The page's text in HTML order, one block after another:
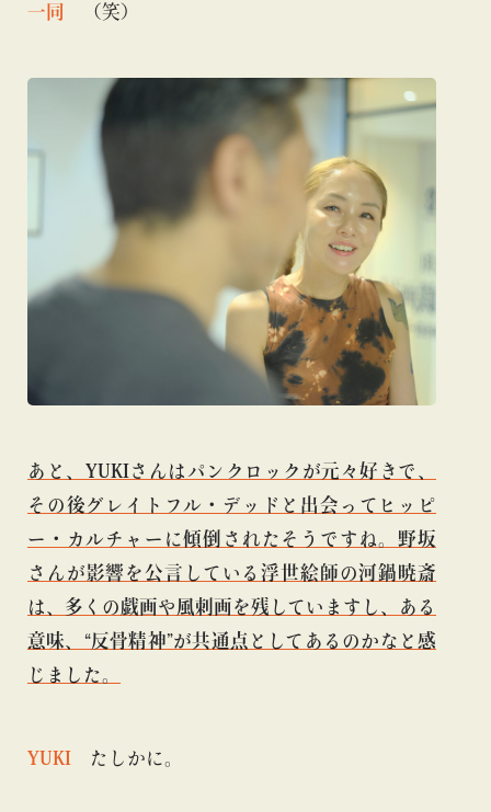
一同 （笑）
あと、YUKIさんはパンクロックが元々好きで、
その後グレイトフル・デッドと出会ってヒッピ
ー・カルチャーに傾倒されたそうですね。野坂
さんが影響を公言している浮世絵師の河鍋暁斎
は、多くの戯画や風刺画を残していますし、ある
意味、“反骨精神”が共通点としてあるのかなと感
じました。
YUKI たしかに。